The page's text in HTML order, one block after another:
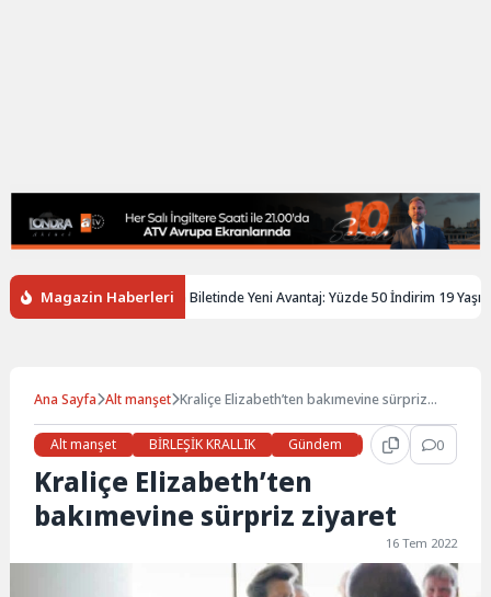
Magazin Haberleri
Gençlere Tren Biletinde Yeni Avantaj: Yüzde 50 İndirim 19 Yaşına
Ana Sayfa Alt manşet Kraliçe Elizabeth’ten bakımevine sürpriz
Alt manşet
BİRLEŞİK KRALLIK Gündem Haberler 0
Kraliçe Elizabeth’ten
bakımevine sürpriz ziyaret
16 Tem 2022